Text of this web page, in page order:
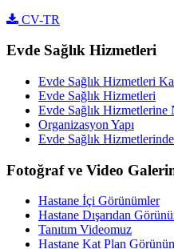
CV-TR
Evde Sağlık Hizmetleri
Evde Sağlık Hizmetleri
Evde Sağlık Hizmetleri
Evde Sağlık Hizmetlerine
Organizasyon Yapı
Evde Sağlık
Fotoğraf ve Video
Hastane İçi Görünümler
Hastane Dışarıdan
Tanıtım Videomuz
Hastane Kat Plan